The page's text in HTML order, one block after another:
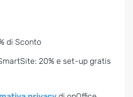
di Sconto
20% e set-up gratis